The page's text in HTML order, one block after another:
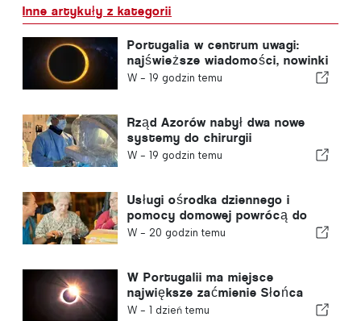
Inne artykuły z kategorii
Portugalia w centrum uwagi:
najświeższe wiadomości, nowinki
turystyczne i najważniejsze
W - 19 godzin temu
Rząd Azorów nabył dwa nowe
systemy do chirurgii
robotycznej
W - 19 godzin temu
Usługi ośrodka dziennego i
pomocy domowej powrócą do
gminy w Portugalii
W - 20 godzin temu
W Portugalii ma miejsce
największe zaćmienie Słońca
tego stulecia
W - 1 dzień temu